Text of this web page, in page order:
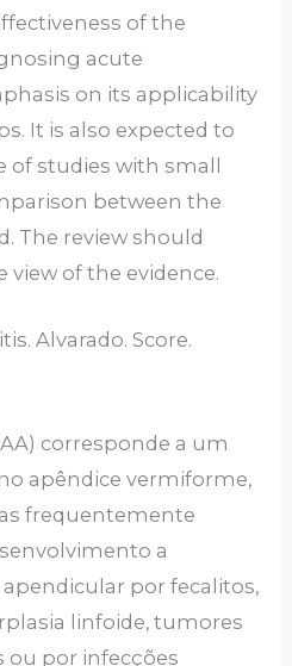
of the
acute
on its applicability
It is also expected to
of studies with small
between the
The review should
of the evidence.
Alvarado. Score.
corresponde a um
apêndice vermiforme,
frequentemente
a
por fecalitos,
linfoide, tumores
por infecções